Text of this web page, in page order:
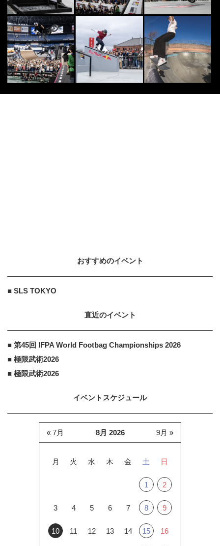
7
楢﨑明智がジュニアリード優勝! IF
SC世界ユース選手権モスクワ大会
2018.8.16
PR AMAZON
Amazon今日も見逃せない！80%O
おすすめのイベント
■ SLS TOKYO
直近のイベント
■ 第45回 IFPA World Footbag Championships 2026
■ 極限武術2026
■ 極限武術2026
イベントスケジュール
8月 2026
月 火 水 木 金 土 日
1 2
3 4 5 6 7 8 9
10 11 12 13 14 15 16
« 7月 9月 »